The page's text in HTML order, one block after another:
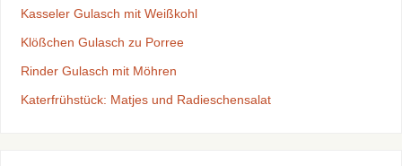
Kasseler Gulasch mit Weißkohl
Klößchen Gulasch zu Porree
Rinder Gulasch mit Möhren
Katerfrühstück: Matjes und Radieschensalat